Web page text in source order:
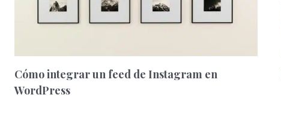
Cómo integrar un feed de Instagram en
WordPress